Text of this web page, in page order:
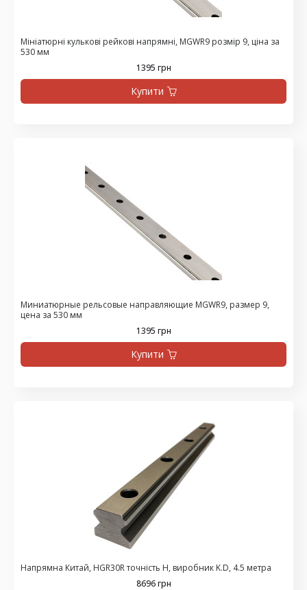
Мініатюрні кулькові рейкові напрямні, MGWR9 розмір 9, ціна за
530 мм
1395 грн
Купити
Миниатюрные рельсовые направляющие MGWR9, размер 9,
цена за 530 мм
1395 грн
Купити
Напрямна Китай, HGR30R точність H, виробник K.D, 4.5 метра
8696 грн